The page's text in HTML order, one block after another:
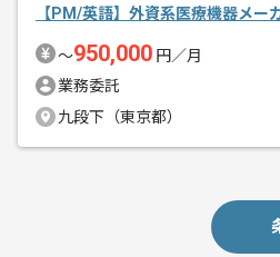
経験豊富
【PM/英語】外資系医療機器メ
〜950,000 円／月
業務委託
九段下（東京都）